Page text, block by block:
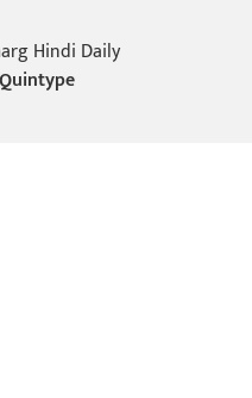
Hindi Daily
Quintype